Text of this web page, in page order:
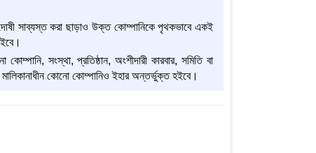
সাব্যস্ত করা ছাড়াও উক্ত কোম্পানিকে পৃথকভাবে একই
সংস্থা, প্রতিষ্ঠান, অংশীদারী কারবার, সমিতি বা
কোনো কোম্পানিও ইহার অন্তর্ভুক্ত হইবে।